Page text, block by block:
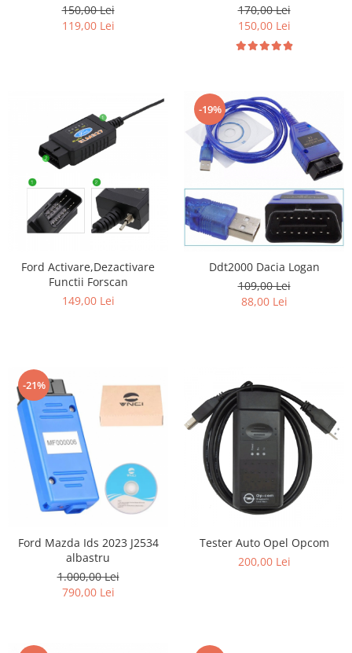
150,00 Lei
119,00 Lei
170,00 Lei
150,00 Lei
Ford Activare,Dezactivare
Functii Forscan
149,00 Lei
-19%
Ddt2000 Dacia Logan
109,00 Lei
88,00 Lei
-21%
Ford Mazda Ids 2023 J2534
albastru
1.000,00 Lei
790,00 Lei
Tester Auto Opel Opcom
200,00 Lei